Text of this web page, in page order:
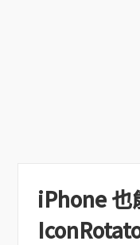
iPhone 也